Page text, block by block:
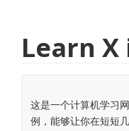
Learn
这是一个计算机学习
例，能够让你在短短